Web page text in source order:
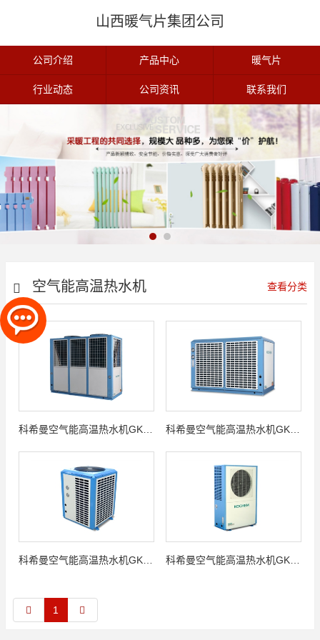
山西暖气片集团公司
公司介绍 产品中心 暖气片
行业动态 公司资讯 联系我们
空气能高温热水机 查看分类
1